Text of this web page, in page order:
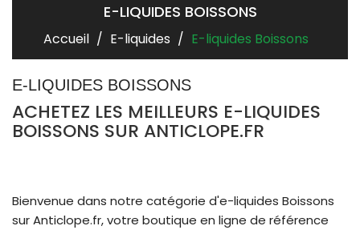
E-LIQUIDES BOISSONS
Accueil E-liquides E-liquides Boissons
E-LIQUIDES BOISSONS
ACHETEZ LES MEILLEURS E-LIQUIDES
BOISSONS SUR ANTICLOPE.FR
Bienvenue dans notre catégorie d'e-liquides Boissons
sur Anticlope.fr, votre boutique en ligne de référence